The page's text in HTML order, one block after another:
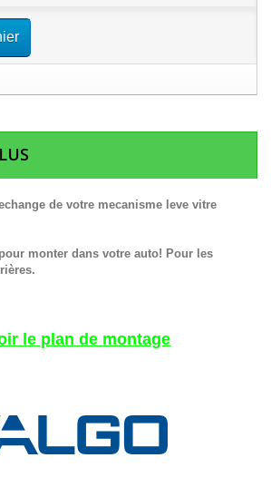
de votre mecanisme leve vitre
monter dans votre auto! Pour les
le plan de montage